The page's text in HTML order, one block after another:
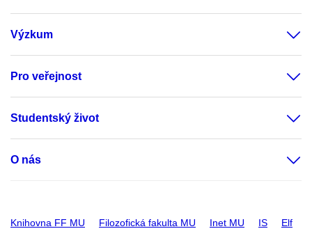
Výzkum
Pro veřejnost
Studentský život
O nás
Knihovna FF MU Filozofická fakulta MU Inet MU IS Elf